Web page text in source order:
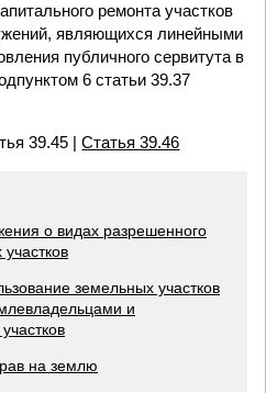
ремонта участков
являющихся линейными
публичного сервитута в
6 статьи 39.37
39.45 |Статья 39.46
о видах разрешенного
земельных участков
и
на землю